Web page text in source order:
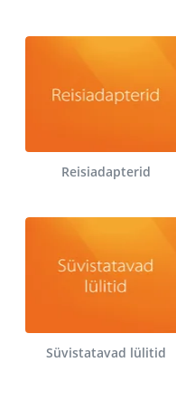
Reisiadapterid
Süvistatavad lülitid